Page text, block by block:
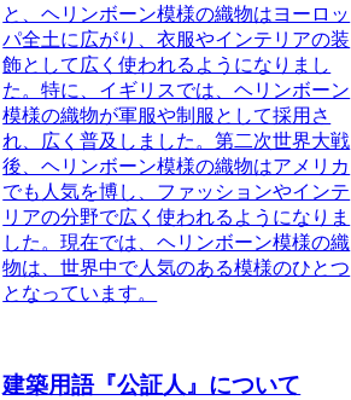
と、ヘリンボーン模様の織物はヨーロッ
パ全土に広がり、衣服やインテリアの装
飾として広く使われるようになりまし
た。特に、イギリスでは、ヘリンボーン
模様の織物が軍服や制服として採用さ
れ、広く普及しました。第二次世界大戦
後、ヘリンボーン模様の織物はアメリカ
でも人気を博し、ファッションやインテ
リアの分野で広く使われるようになりま
した。現在では、ヘリンボーン模様の織
物は、世界中で人気のある模様のひとつ
となっています。
建築用語『公証人』について